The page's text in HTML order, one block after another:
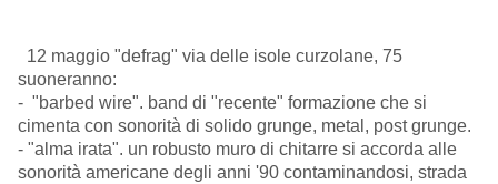
12 maggio "defrag" via delle isole curzolane, 75
suoneranno:
- "barbed wire". band di "recente" formazione che si
cimenta con sonorità di solido grunge, metal, post grunge.
- "alma irata". un robusto muro di chitarre si accorda alle
sonorità americane degli anni '90 contaminandosi, strada